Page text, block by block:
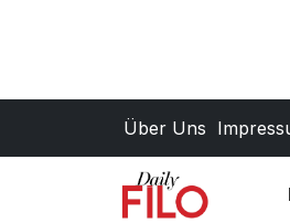
Über Uns